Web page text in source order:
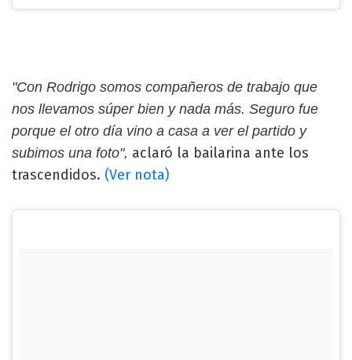
"Con Rodrigo somos compañeros de trabajo que
nos llevamos súper bien y nada más. Seguro fue
porque el otro día vino a casa a ver el partido y
subimos una foto", aclaró la bailarina ante los
trascendidos. (Ver nota)